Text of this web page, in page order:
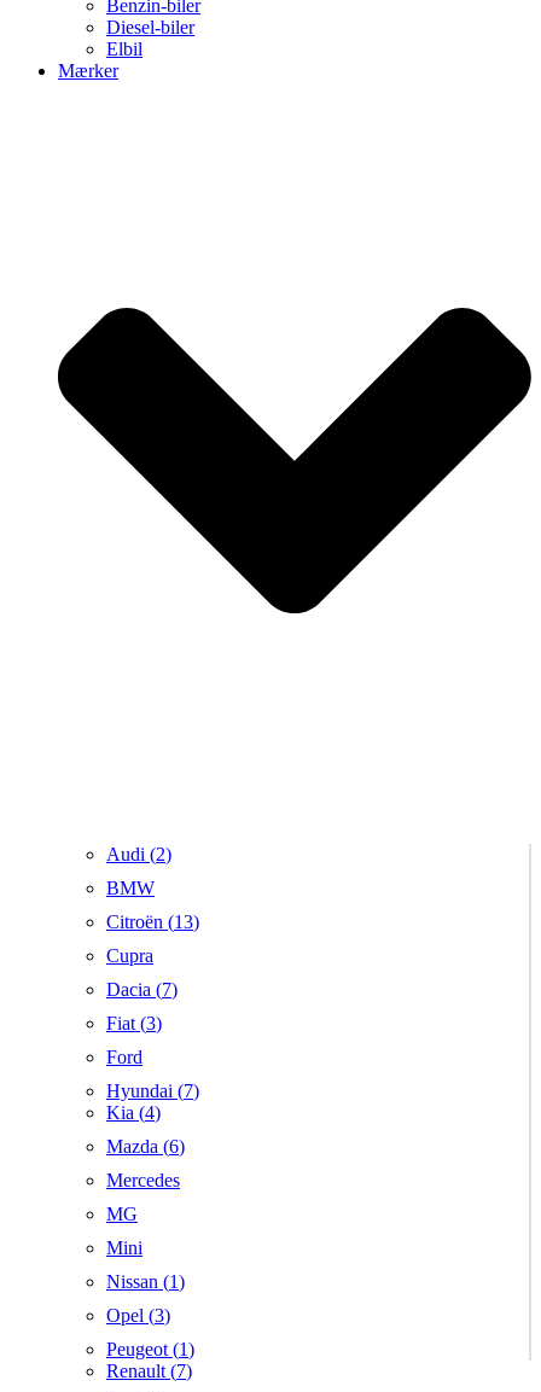
Benzin-biler
Diesel-biler
Elbil
Mærker
Audi (2)
BMW
Citroën (13)
Cupra
Dacia (7)
Fiat (3)
Ford
Hyundai (7)
Kia (4)
Mazda (6)
Mercedes
MG
Mini
Nissan (1)
Opel (3)
Peugeot (1)
Renault (7)